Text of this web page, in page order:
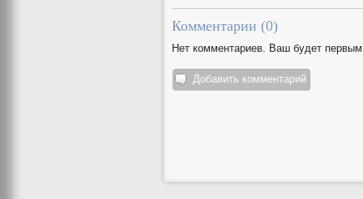
Комментарии (0)
Нет комментариев. Ваш будет
Добавить комментарий